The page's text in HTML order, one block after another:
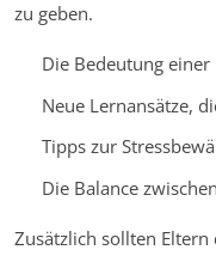
zu geben.
Die Bedeutung
Neue Lernansätze,
Tipps zur
Die Balance
Zusätzlich sollten